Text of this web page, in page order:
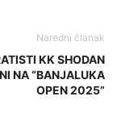
Naredni članak
KK SHODAN
NA “BANJALUKA
OPEN 2025”